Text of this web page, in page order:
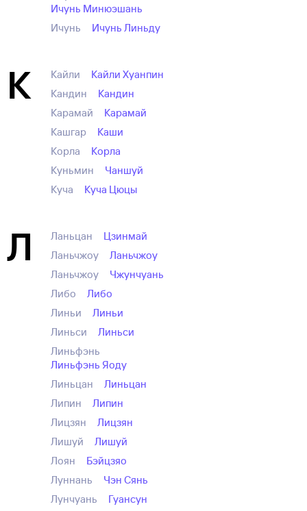
Ичунь Минюэшань
Ичунь
Ичунь Линьду
К Кайли
Кайли Хуанпин
Кандин
Кандин
Карамай
Карамай
Кашгар
Каши
Корла
Корла
Куньмин
Чаншуй
Куча
Куча Цюцы
Л Ланьцан
Цзинмай
Ланьчжоу
Ланьчжоу
Ланьчжоу
Чжунчуань
Либо
Либо
Линьи
Линьи
Линьси
Линьси
Линьфэнь
Линьфэнь Яоду
Линьцан
Линьцан
Липин
Липин
Лицзян
Лицзян
Лишуй
Лишуй
Лоян
Бэйцзяо
Луннань
Чэн Сянь
Лунчуань
Гуансун